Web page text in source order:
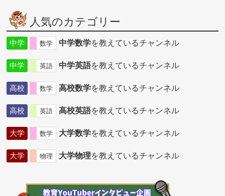
人気のカテゴリー
中学 数学 中学数学を教えているチャンネル
中学 英語 中学英語を教えているチャンネル
高校 数学 高校数学を教えているチャンネル
高校 英語 高校英語を教えているチャンネル
大学 数学 大学数学を教えているチャンネル
大学 物理 大学物理を教えているチャンネル